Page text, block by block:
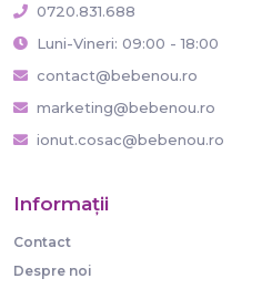
0720.831.688
Luni-Vineri: 09:00 - 18:00
contact@bebenou.ro
marketing@bebenou.ro
ionut.cosac@bebenou.ro
Informaţii
Contact
Despre noi